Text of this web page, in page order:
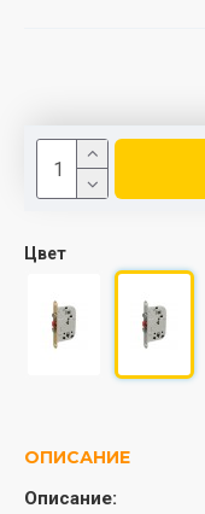
Цвет
ОПИСАНИЕ
Описание: